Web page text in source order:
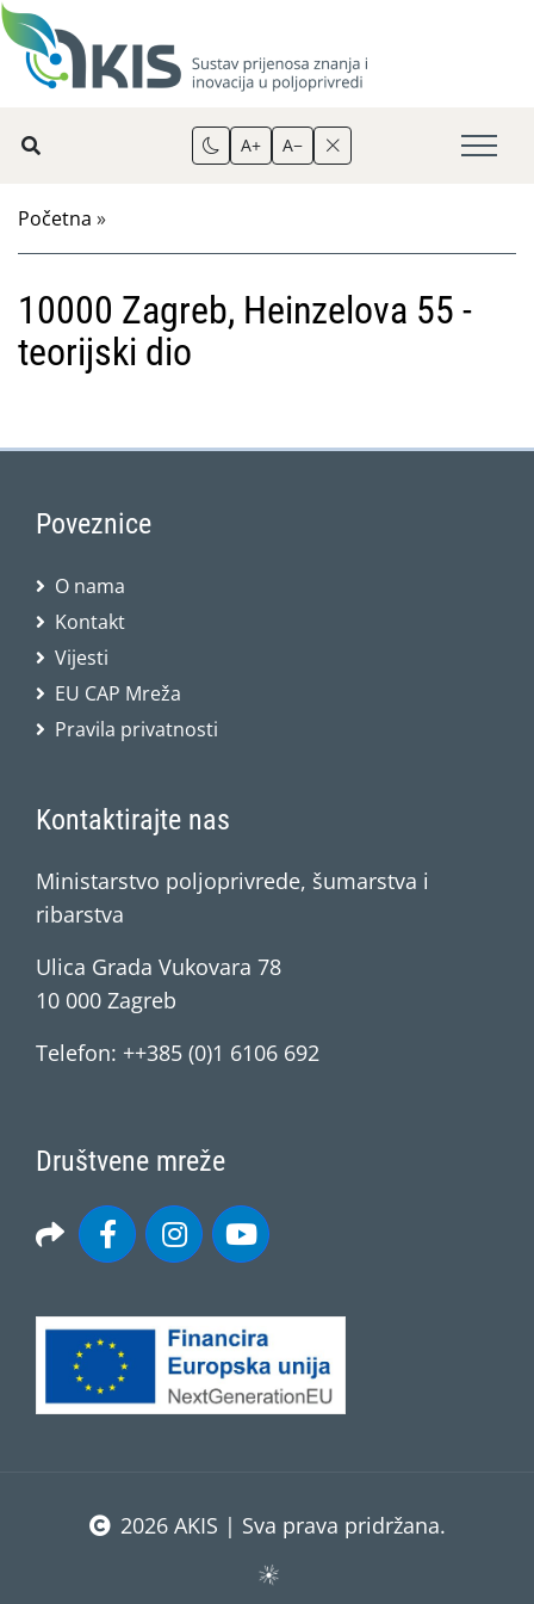
A+ A−
Početna »
10000 Zagreb, Heinzelova 55 -
teorijski dio
Poveznice
O nama
Kontakt
Vijesti
EU CAP Mreža
Pravila privatnosti
Kontaktirajte nas
Ministarstvo poljoprivrede, šumarstva i
ribarstva
Ulica Grada Vukovara 78
10 000 Zagreb
Telefon: ++385 (0)1 6106 692
Društvene mreže
2026 AKIS | Sva prava pridržana.